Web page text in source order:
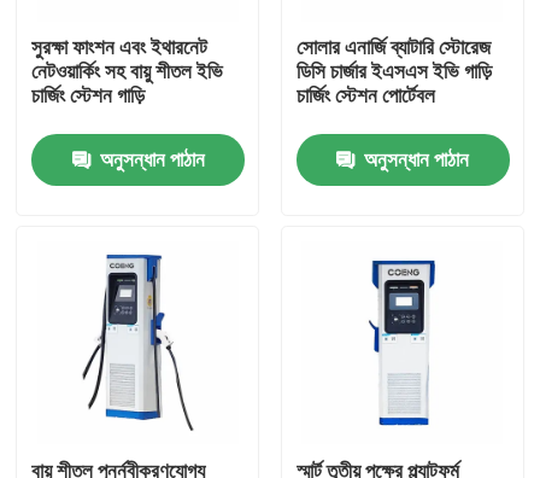
কারখানা পরিদর্শন
গুণমান নিয়ন্ত্রণ
একটি উদ্ধৃতি অনুরোধ করুন
VFD পরিবর্তনশীল ফ্রিকোয়েন্সি ড্রাইভ
সুরক্ষা ফাংশন এবং ইথারনেট
নেটওয়ার্কিং সহ বায়ু শীতল ইভি
চার্জিং স্টেশন গাড়ি
অনুসন্ধান পাঠান
সোলার এনার্জি ব্যাটারি স্টোরেজ
ডিসি চার্জার ইএসএস ইভি গাড়ি
চার্জিং স্টেশন পোর্টেবল
অনুসন্ধান পাঠান
বায়ু শীতল পুনর্নবীকরণযোগ্য স্মার্ট তৃতীয় পক্ষের প্ল্যাটফর্ম